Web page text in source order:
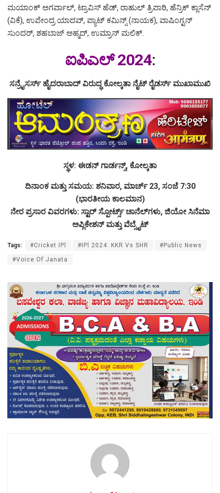
ಮಯಾಂಕ್ ಅಗರ್ವಾಲ್, ಟ್ರಾವಿಸ್ ಹೆಡ್, ರಾಹುಲ್ ತ್ರಿಪಾಠಿ, ಹೆನ್ರಿಕ್ ಕ್ಲಾಸೆನ್
(ವಿಕೆ), ಉಪೇಂದ್ರ ಯಾದವ್, ಪ್ಯಾಟ್ ಕಮಿನ್ಸ್ (ನಾಯಕ), ವಾಷಿಂಗ್ಟನ್
ಸುಂದರ್, ಶಹಬಾಜ್ ಅಹ್ಮದ್, ಉಮ್ರಾನ್ ಮಲಿಕ್.
ಐಪಿಎಲ್ 2024:
ಸನ್ರೈಸರ್ಸ್ ಹೈದರಾಬಾದ್ ವಿರುದ್ಧ ಕೋಲ್ಕತಾ ನೈಟ್ ರೈಡರ್ಸ್ ಮುಖಾಮುಖಿ
ಸ್ಥಳ: ಈಡನ್ ಗಾರ್ಡನ್ಸ್, ಕೋಲ್ಕತಾ
ದಿನಾಂಕ ಮತ್ತು ಸಮಯ: ಶನಿವಾರ, ಮಾರ್ಚ್ 23, ಸಂಜೆ 7:30
(ಭಾರತೀಯ ಕಾಲಮಾನ)
ನೇರ ಪ್ರಸಾರ ವಿವರಗಳು: ಸ್ಟಾರ್ ಸ್ಪೋರ್ಟ್ಸ್ ಚಾನೆಲ್​ಗಳು, ಜಿಯೋ ಸಿನೆಮಾ
ಅಪ್ಲಿಕೇಶನ್ ಮತ್ತು ವೆಬ್ಸೈಟ್
Tags: #Cricket IPl #IPl 2024: KKR Vs SHR #Public News
#Voice Of Janata